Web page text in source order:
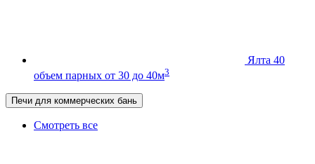
Ялта 40
объем парных от 30 до 40м3
Печи для коммерческих бань
Смотреть все